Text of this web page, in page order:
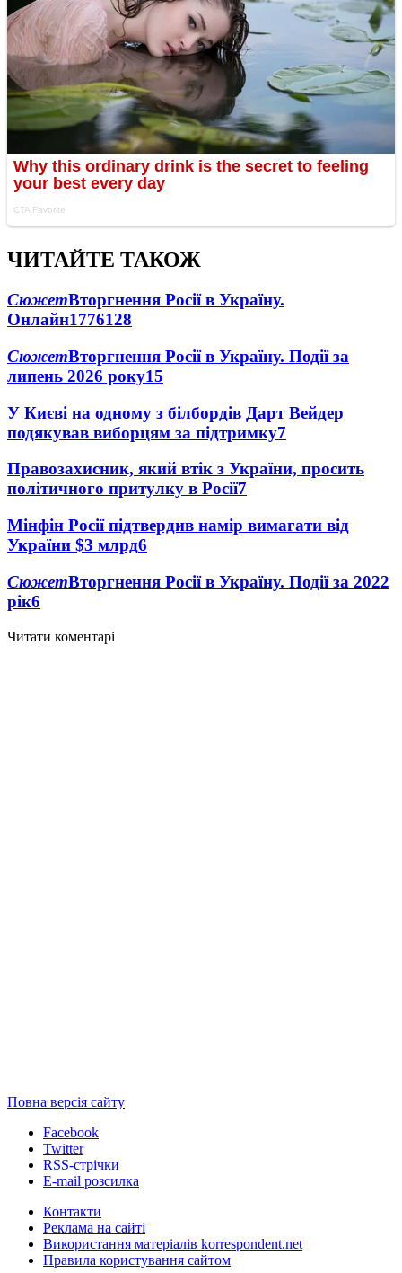
ЧИТАЙТЕ ТАКОЖ
СюжетВторгнення Росії в Україну.
Онлайн1776128
СюжетВторгнення Росії в Україну. Події за
липень 2026 року15
У Києві на одному з білбордів Дарт Вейдер
подякував виборцям за підтримку7
Правозахисник, який втік з України, просить
політичного притулку в Росії7
Мінфін Росії підтвердив намір вимагати від
України $3 млрд6
СюжетВторгнення Росії в Україну. Події за 2022
рік6
Читати коментарі
Повна версія сайту
Facebook
Twitter
RSS-стрічки
E-mail розсилка
Контакти
Реклама на сайті
Використання матеріалів korrespondent.net
Правила користування сайтом